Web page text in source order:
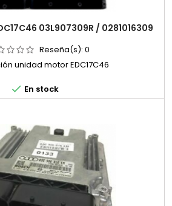
03L907309R / 0281016309
Reseña(s): 0
unidad motor EDC17C46
 En stock